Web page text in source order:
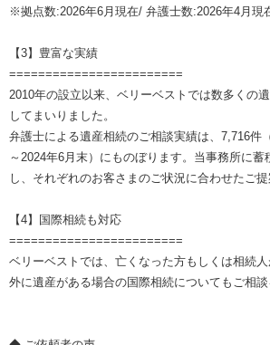
※拠点数:2026年6月現在/ 弁護士数:2026年4月現
【3】豊富な実績
========================
2010年の設立以来、ベリーベストでは数多くの
してまいりました。
弁護士による遺産相続のご相談実績は、7,716件
～2024年6月末）にものぼります。当事務所に
し、それぞれのお客さまのご状況に合わせたご提
【4】国際相続も対応
========================
ベリーベストでは、亡くなった方もしくは相続
外に遺産がある場合の国際相続についてもご相談